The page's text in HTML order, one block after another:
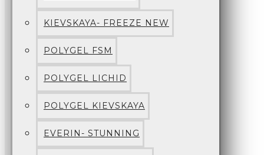
KIEVSKAYA- FREEZE NEW
POLYGEL FSM
POLYGEL LICHID
POLYGEL KIEVSKAYA
EVERIN- STUNNING